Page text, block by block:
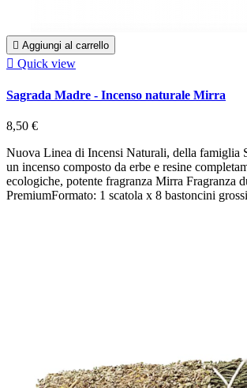
 Aggiungi al carrello
 Quick view
Sagrada Madre - Incenso naturale Mirra
8,50 €
Nuova Linea di Incensi Naturali, della famiglia
un incenso composto da erbe e resine
ecologiche, potente fragranza Mirra Fragranza
PremiumFormato: 1 scatola x 8 bastoncini